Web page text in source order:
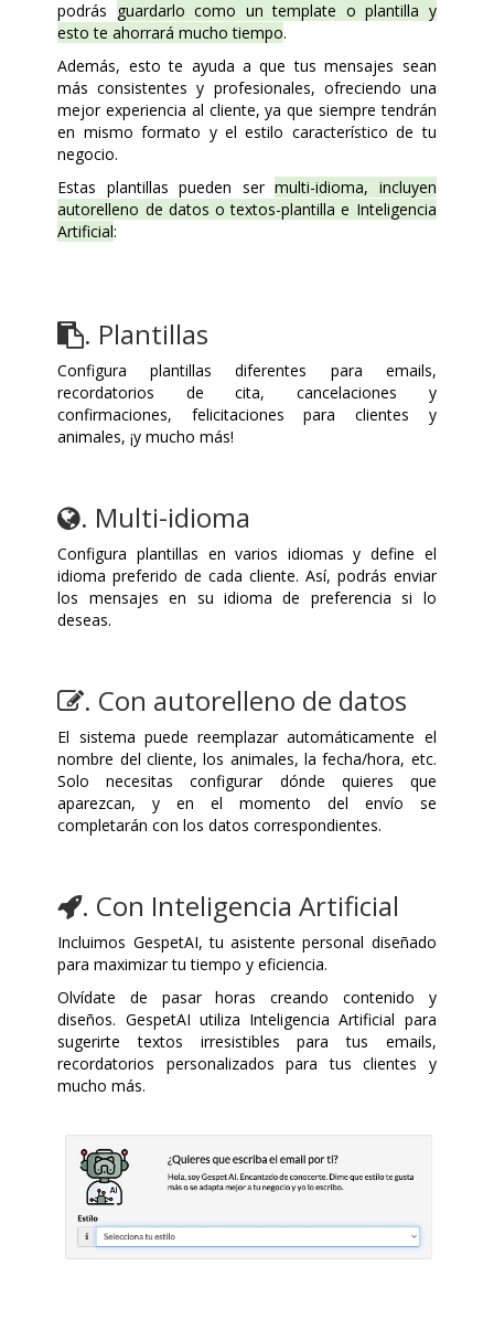
podrás guardarlo como un template o plantilla y
esto te ahorrará mucho tiempo.
Además, esto te ayuda a que tus mensajes sean
más consistentes y profesionales, ofreciendo una
mejor experiencia al cliente, ya que siempre tendrán
en mismo formato y el estilo característico de tu
negocio.
Estas plantillas pueden sermulti-idioma, incluyen
autorelleno de datos o textos-plantilla e Inteligencia
Artificial:
. Plantillas
Configura plantillas diferentes para emails,
recordatorios de cita, cancelaciones y
confirmaciones, felicitaciones para clientes y
animales, ¡y mucho más!
. Multi-idioma
Configura plantillas en varios idiomas y define el
idioma preferido de cada cliente. Así, podrás enviar
los mensajes en su idioma de preferencia si lo
deseas.
. Con autorelleno de datos
El sistema puede reemplazar automáticamente el
nombre del cliente, los animales, la fecha/hora, etc.
Solo necesitas configurar dónde quieres que
aparezcan, y en el momento del envío se
completarán con los datos correspondientes.
. Con Inteligencia Artificial
Incluimos GespetAI, tu asistente personal diseñado
para maximizar tu tiempo y eficiencia.
Olvídate de pasar horas creando contenido y
diseños. GespetAI utiliza Inteligencia Artificial para
sugerirte textos irresistibles para tus emails,
recordatorios personalizados para tus clientes y
mucho más.